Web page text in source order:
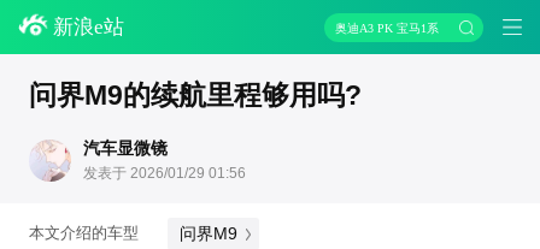
新浪e站 奥迪A3 PK 宝马1系
问界M9的续航里程够用吗?
汽车显微镜
发表于 2026/01/29 01:56
本文介绍的车型 问界M9